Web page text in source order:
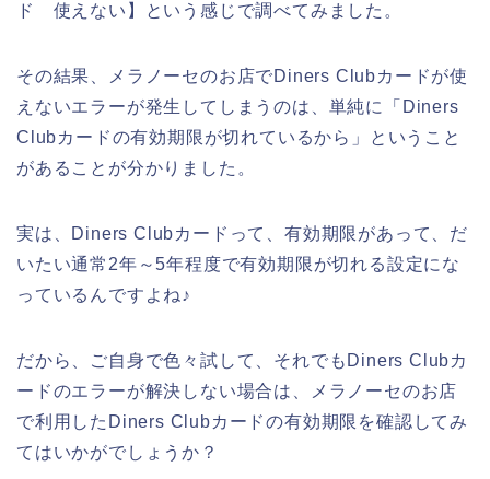
ド 使えない】という感じで調べてみました。
その結果、メラノーセのお店でDiners Clubカードが使
えないエラーが発生してしまうのは、単純に「Diners
Clubカードの有効期限が切れているから」ということ
があることが分かりました。
実は、Diners Clubカードって、有効期限があって、だ
いたい通常2年～5年程度で有効期限が切れる設定にな
っているんですよね♪
だから、ご自身で色々試して、それでもDiners Clubカ
ードのエラーが解決しない場合は、メラノーセのお店
で利用したDiners Clubカードの有効期限を確認してみ
てはいかがでしょうか？